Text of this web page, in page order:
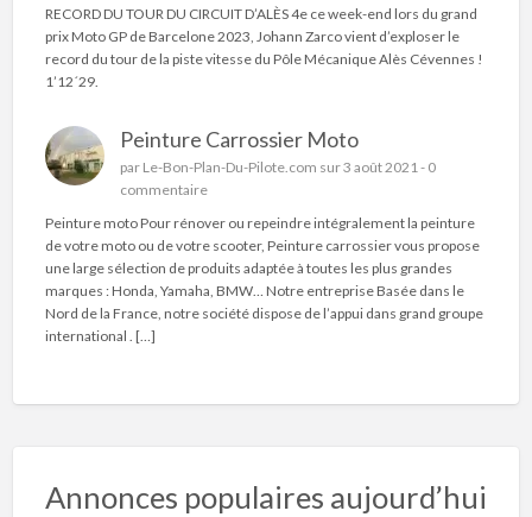
RECORD DU TOUR DU CIRCUIT D’ALÈS 4e ce week-end lors du grand
prix Moto GP de Barcelone 2023, Johann Zarco vient d’exploser le
record du tour de la piste vitesse du Pôle Mécanique Alès Cévennes !
1’12´29.
Peinture Carrossier Moto
par Le-Bon-Plan-Du-Pilote.com sur 3 août 2021 - 0
commentaire
Peinture moto Pour rénover ou repeindre intégralement la peinture
de votre moto ou de votre scooter, Peinture carrossier vous propose
une large sélection de produits adaptée à toutes les plus grandes
marques : Honda, Yamaha, BMW… Notre entreprise Basée dans le
Nord de la France, notre société dispose de l’appui dans grand groupe
international . […]
Annonces populaires aujourd’hui